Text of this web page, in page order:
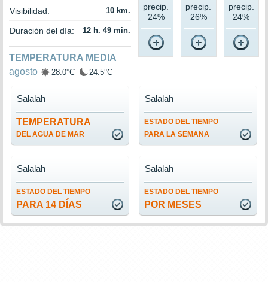
Visibilidad: 10 km.
Duración del día: 12 h. 49 min.
TEMPERATURA MEDIA
agosto
28.0°C 24.5°C
precip.
24%
precip.
26%
precip.
24%
TEMPERATURA
DEL AGUA DE MAR
Salalah
ESTADO DEL TIEMPO
PARA LA SEMANA
Salalah
ESTADO DEL TIEMPO
PARA 14 DÍAS
Salalah
ESTADO DEL TIEMPO
POR MESES
Salalah